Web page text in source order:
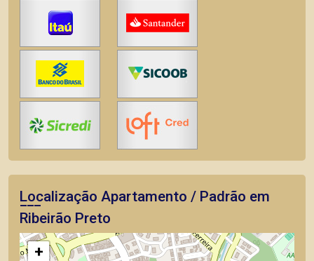
Localização Apartamento / Padrão em
Ribeirão Preto
+